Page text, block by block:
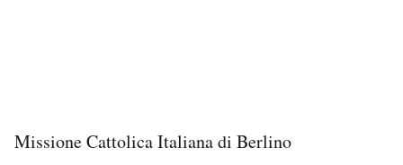
Missione Cattolica Italiana di Berlino